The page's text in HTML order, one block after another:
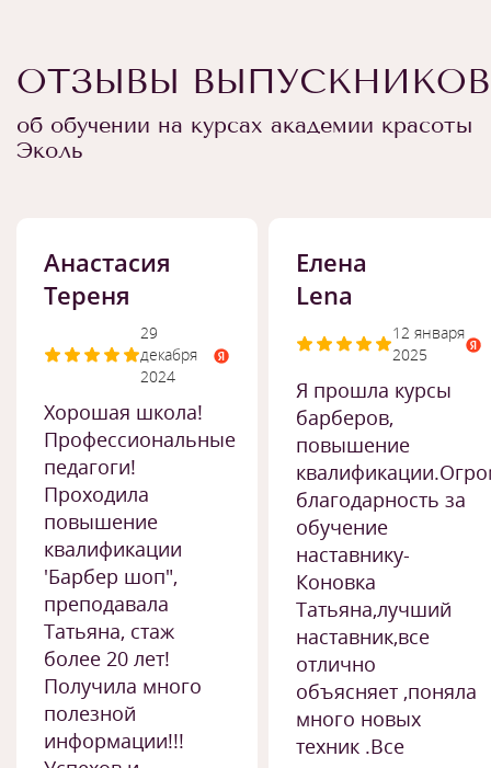
ОТЗЫВЫ ВЫПУСКНИКОВ
об обучении на курсах академии красоты
Эколь
Анастасия
Тереня
29
декабря
2024
Хорошая школа!
Профессиональные
педагоги!
Проходила
повышение
квалификации
'Барбер шоп",
преподавала
Татьяна, стаж
более 20 лет!
Получила много
полезной
информации!!!
Елена
Lena
12 января
2025
Я прошла курсы
барберов,
повышение
благодарность за
обучение
наставнику-
Коновка
Татьяна,лучший
наставник,все
отлично
объясняет ,поняла
много новых
техник .Все